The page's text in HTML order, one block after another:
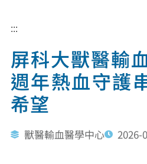
:::
屏科大獸醫輸
週年熱血守護
希望
獸醫輸血醫學中心 2026-